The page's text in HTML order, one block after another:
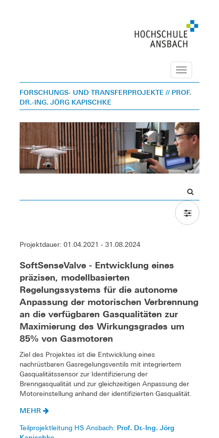
Navigation
FORSCHUNGS- UND TRANSFERPROJEKTE // PROF.
DR.-ING. JÖRG KAPISCHKE
Projektdauer: 01.04.2021 - 31.08.2024
SoftSenseValve - Entwicklung eines
präzisen, modellbasierten
Regelungssystems für die autonome
Anpassung der motorischen Verbrennung
an die verfügbaren Gasqualitäten zur
Maximierung des Wirkungsgrades um
85% von Gasmotoren
Ziel des Projektes ist die Entwicklung eines
nachrüstbaren Gasregelungsventils mit integriertem
Gasqualitätssensor zur Identifizierung der
Brenngasqualität und zur gleichzeitigen Anpassung der
Motoreinstellung anhand der identifizierten Gasqualität.
MEHR
Teilprojektleitung HS Ansbach: Prof. Dr.-Ing. Jörg